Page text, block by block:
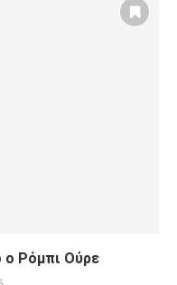
ο Ρόμπι Ούρε